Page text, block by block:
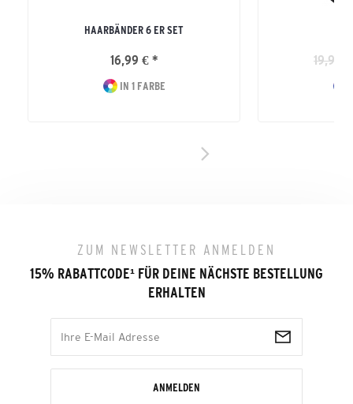
HAARBÄNDER 6 ER SET
16,99 € *
IN 1 FARBE
19,99
ZUM NEWSLETTER ANMELDEN
15% RABATTCODE¹ FÜR DEINE NÄCHSTE BESTELLUNG
ERHALTEN
ANMELDEN